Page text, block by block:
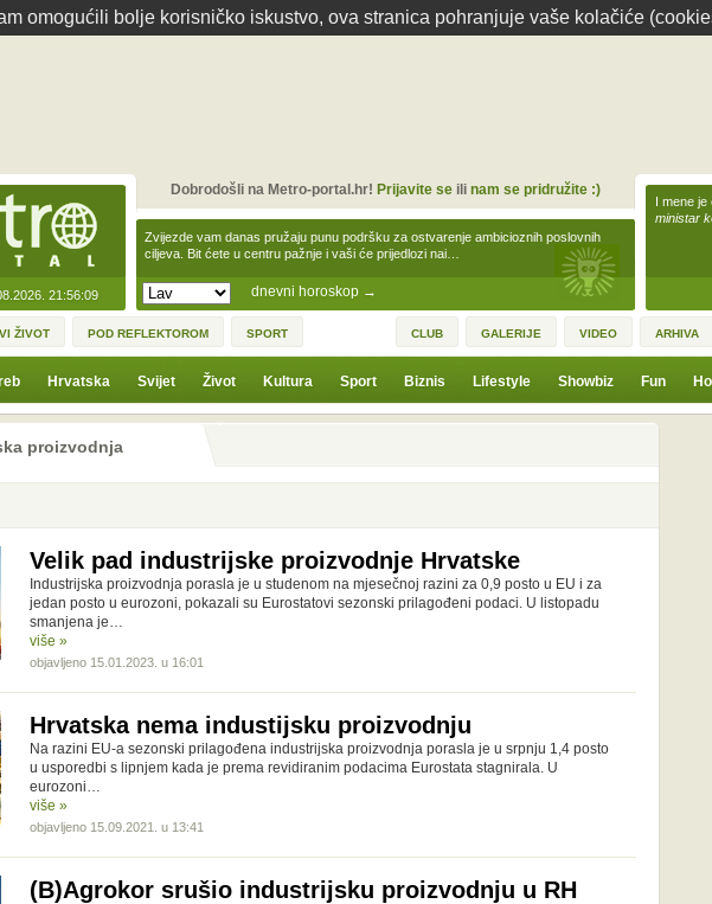
omogućili bolje korisničko iskustvo, ova stranica pohranjuje vaše kolačiće
21:56:09 dnevni horoskop →
Zvijezde vam danas pružaju punu podršku za ostvarenje ambicioznih poslovnih
ciljeva. Bit ćete u centru pažnje i vaši će prijedlozi nai…
Dobrodošli na Metro-portal.hr! Prijavite seili nam se pridružite :)
I mene
ministar
ŽIVOT POD REFLEKTOROM SPORT CLUB GALERIJE VIDEO ARHIVA
Hrvatska Svijet Život Kultura Sport Biznis Lifestyle Showbiz Fun
proizvodnja
Velik pad industrijske proizvodnje Hrvatske
Industrijska proizvodnja porasla je u studenom na mjesečnoj razini za 0,9 posto u EU i za
jedan posto u eurozoni, pokazali su Eurostatovi sezonski prilagođeni podaci. U listopadu
smanjena je…
više »
objavljeno 15.01.2023. u 16:01
Hrvatska nema industijsku proizvodnju
Na razini EU-a sezonski prilagođena industrijska proizvodnja porasla je u srpnju 1,4 posto
u usporedbi s lipnjem kada je prema revidiranim podacima Eurostata stagnirala. U
eurozoni…
više »
objavljeno 15.09.2021. u 13:41
(B)Agrokor srušio industrijsku proizvodnju u RH